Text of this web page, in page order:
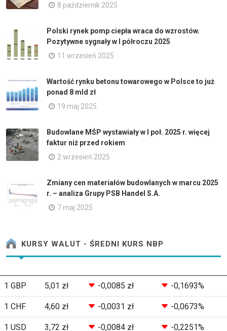
8 październik 2025
Polski rynek pomp ciepła wraca do wzrostów.
Pozytywne sygnały w I półroczu 2025
11 wrzesień 2025
Wartość rynku betonu towarowego w Polsce to już
ponad 8 mld zł
19 maj 2025
Budowlane MŚP wystawiały w I poł. 2025 r. więcej
faktur niż przed rokiem
2 wrzesień 2025
Zmiany cen materiałów budowlanych w marcu 2025
r. – analiza Grupy PSB Handel S.A.
7 maj 2025
KURSY WALUT - ŚREDNI KURS NBP
1 GBP 5,01 zł -0,0085 zł -0,1693%
1 CHF 4,60 zł -0,0031 zł -0,0673%
1 USD 3,72 zł -0,0084 zł -0,2251%